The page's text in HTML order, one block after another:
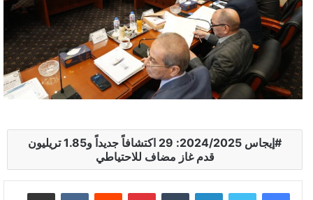
إيجاس 2024/2025: 29 اكتشافاً جديداً و1.85 تريليون
قدم غاز مضاف للاحتياطي
لينكدإن بينتيريست مشاركة عبر البريد